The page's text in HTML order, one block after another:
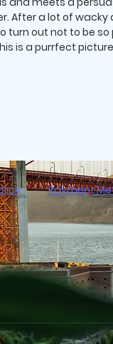
After a lot of wacky
turn out not to be
is a purrfect
Payment